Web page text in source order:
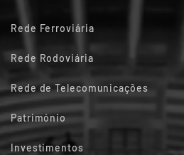
Rede Ferroviária
Rede Rodoviária
Rede de Telecomunicações
Património
Investimentos